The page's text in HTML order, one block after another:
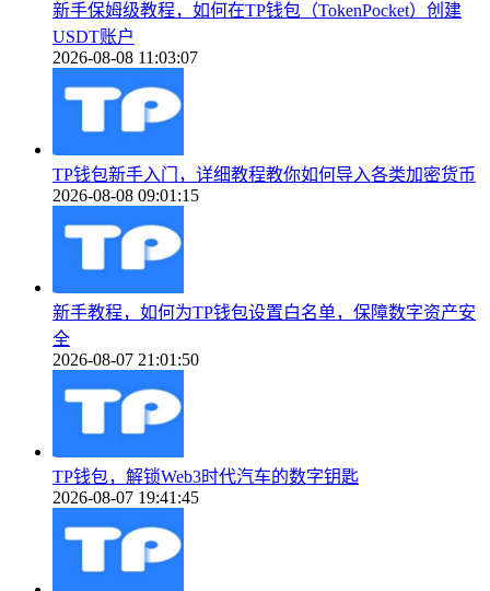
新手保姆级教程，如何在TP钱包（TokenPocket）创建
USDT账户
2026-08-08 11:03:07
TP钱包新手入门，详细教程教你如何导入各类加密货币
2026-08-08 09:01:15
新手教程，如何为TP钱包设置白名单，保障数字资产安
全
2026-08-07 21:01:50
TP钱包，解锁Web3时代汽车的数字钥匙
2026-08-07 19:41:45